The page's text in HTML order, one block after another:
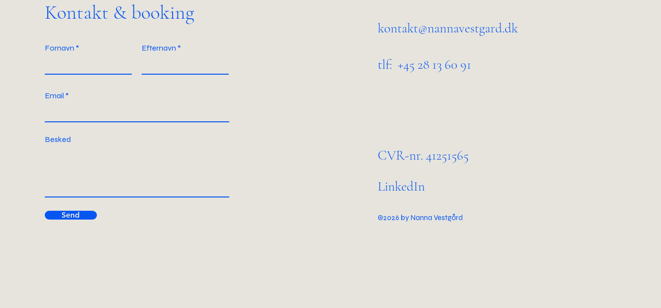
Kontakt & booking
Fornavn Efternavn
Email
Besked
Send
kontakt@nannavestgard.dk
tlf: +45 28 13 60 91
CVR-nr. 41251565
LinkedIn
©2026 by Nanna Vestgård